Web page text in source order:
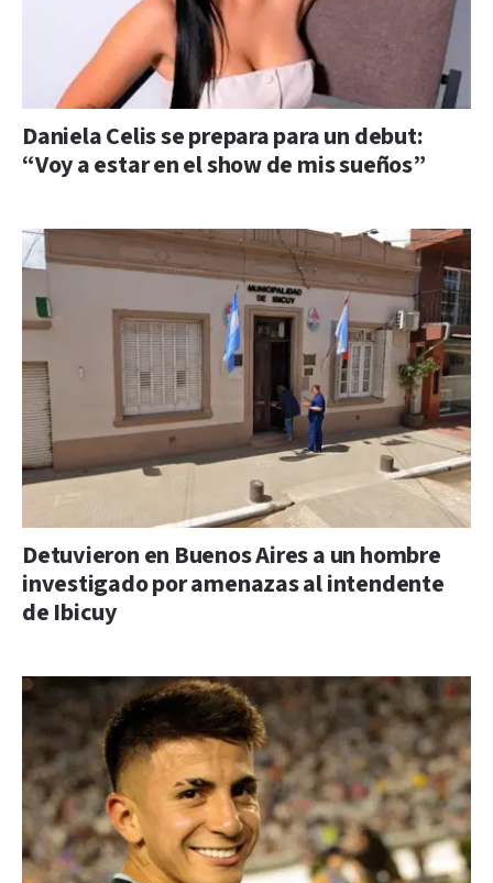
Daniela Celis se prepara para un debut:
“Voy a estar en el show de mis sueños”
Detuvieron en Buenos Aires a un hombre
investigado por amenazas al intendente
de Ibicuy